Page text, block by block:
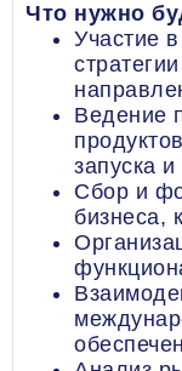
Что нужно
Участие
Ведение
запуска
Сбор и
бизнеса,